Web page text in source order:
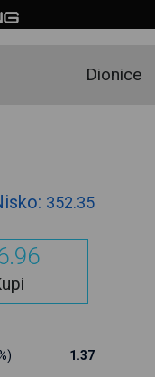
Dionice
352.35
1.37